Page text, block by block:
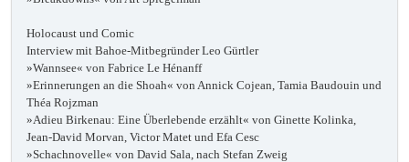
Holocaust und Comic
Interview mit Bahoe-Mitbegründer Leo Gürtler
»Wannsee« von Fabrice Le Hénanff
»Erinnerungen an die Shoah« von Annick Cojean, Tamia Baudouin und
Théa Rojzman
»Adieu Birkenau: Eine Überlebende erzählt« von Ginette Kolinka,
Jean-David Morvan, Victor Matet und Efa Cesc
»Schachnovelle« von David Sala, nach Stefan Zweig